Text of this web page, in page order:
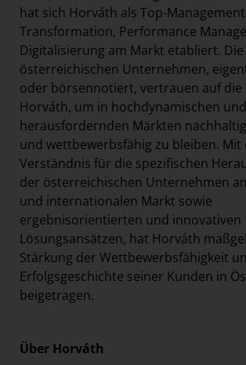
hat sich Horváth als Top-
Transformation, Performance
Digitalisierung am Markt etabliert.
österreichischen Unternehmen,
oder börsennotiert, vertrauen auf die
Horváth, um in hochdynamischen und
herausfordernden Märkten
und wettbewerbsfähig zu bleiben. Mit
Verständnis für die spezifischen
der österreichischen Unternehmen
und internationalen Markt sowie
ergebnisorientierten und innovativen
Lösungsansätzen, hat Horváth
Stärkung der Wettbewerbsfähigkeit
Erfolgsgeschichte seiner Kunden in
beigetragen.
Über Horváth